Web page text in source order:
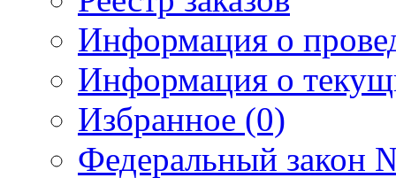
Информация о
Информация о
Избранное (0)
Федеральный закон